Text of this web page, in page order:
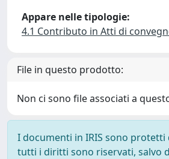
Appare nelle tipologie:
4.1 Contributo in Atti di
File in questo prodotto:
Non ci sono file associati a
I documenti in IRIS sono protetti
tutti i diritti sono riservati, salvo